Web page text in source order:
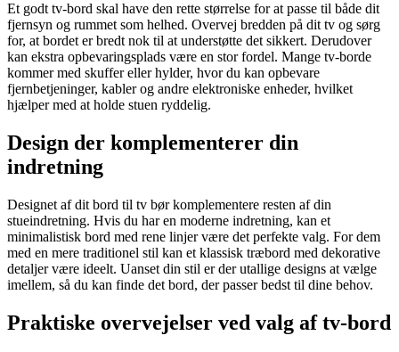
Et godt tv-bord skal have den rette størrelse for at passe til både dit
fjernsyn og rummet som helhed. Overvej bredden på dit tv og sørg
for, at bordet er bredt nok til at understøtte det sikkert. Derudover
kan ekstra opbevaringsplads være en stor fordel. Mange tv-borde
kommer med skuffer eller hylder, hvor du kan opbevare
fjernbetjeninger, kabler og andre elektroniske enheder, hvilket
hjælper med at holde stuen ryddelig.
Design der komplementerer din
indretning
Designet af dit bord til tv bør komplementere resten af din
stueindretning. Hvis du har en moderne indretning, kan et
minimalistisk bord med rene linjer være det perfekte valg. For dem
med en mere traditionel stil kan et klassisk træbord med dekorative
detaljer være ideelt. Uanset din stil er der utallige designs at vælge
imellem, så du kan finde det bord, der passer bedst til dine behov.
Praktiske overvejelser ved valg af tv-bord